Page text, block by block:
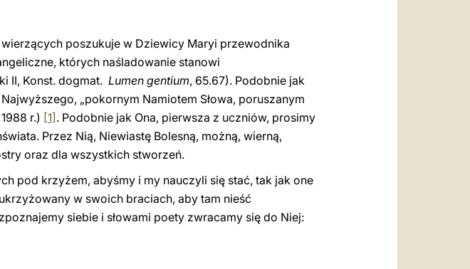
poszukuje w Dziewicy Maryi przewodnika
których naśladowanie stanowi
II, Konst. dogmat. Lumen gentium, 65.67). Podobnie jak
„pokornym Namiotem Słowa, poruszanym
r.) [1] . Podobnie jak Ona, pierwsza z uczniów, prosimy
Przez Nią, Niewiastę Bolesną, możną, wierną,
oraz dla wszystkich stworzeń.
pod krzyżem, abyśmy i my nauczyli się stać, tak jak one
w swoich braciach, aby tam nieść
siebie i słowami poety zwracamy się do Niej: